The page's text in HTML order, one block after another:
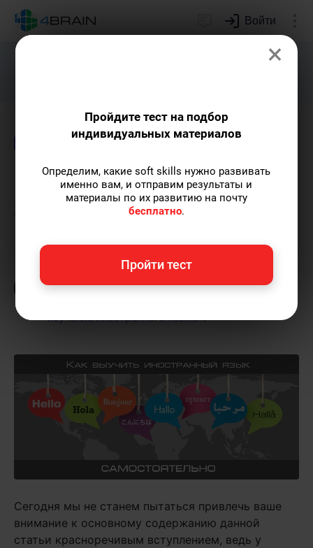
Войти
Подарим индивидуальный план
Образование
Как выучить иностранный
язык самостоятельно
Сергей Крутько — ex-редактор 4brain,
автор тренингов, статей и обзоров.
статьи по теме«Образование»и не только, а
изучение иностранного языка».
Сегодня мы не станем пытаться привлечь ваше
внимание к основному содержанию данной
статьи красноречивым вступлением, ведь у
×
Пройдите тест на подбор
индивидуальных материалов
Определим, какие soft skills нужно развивать
именно вам, и отправим результаты и
материалы по их развитию на почту
бесплатно.
Пройти тест